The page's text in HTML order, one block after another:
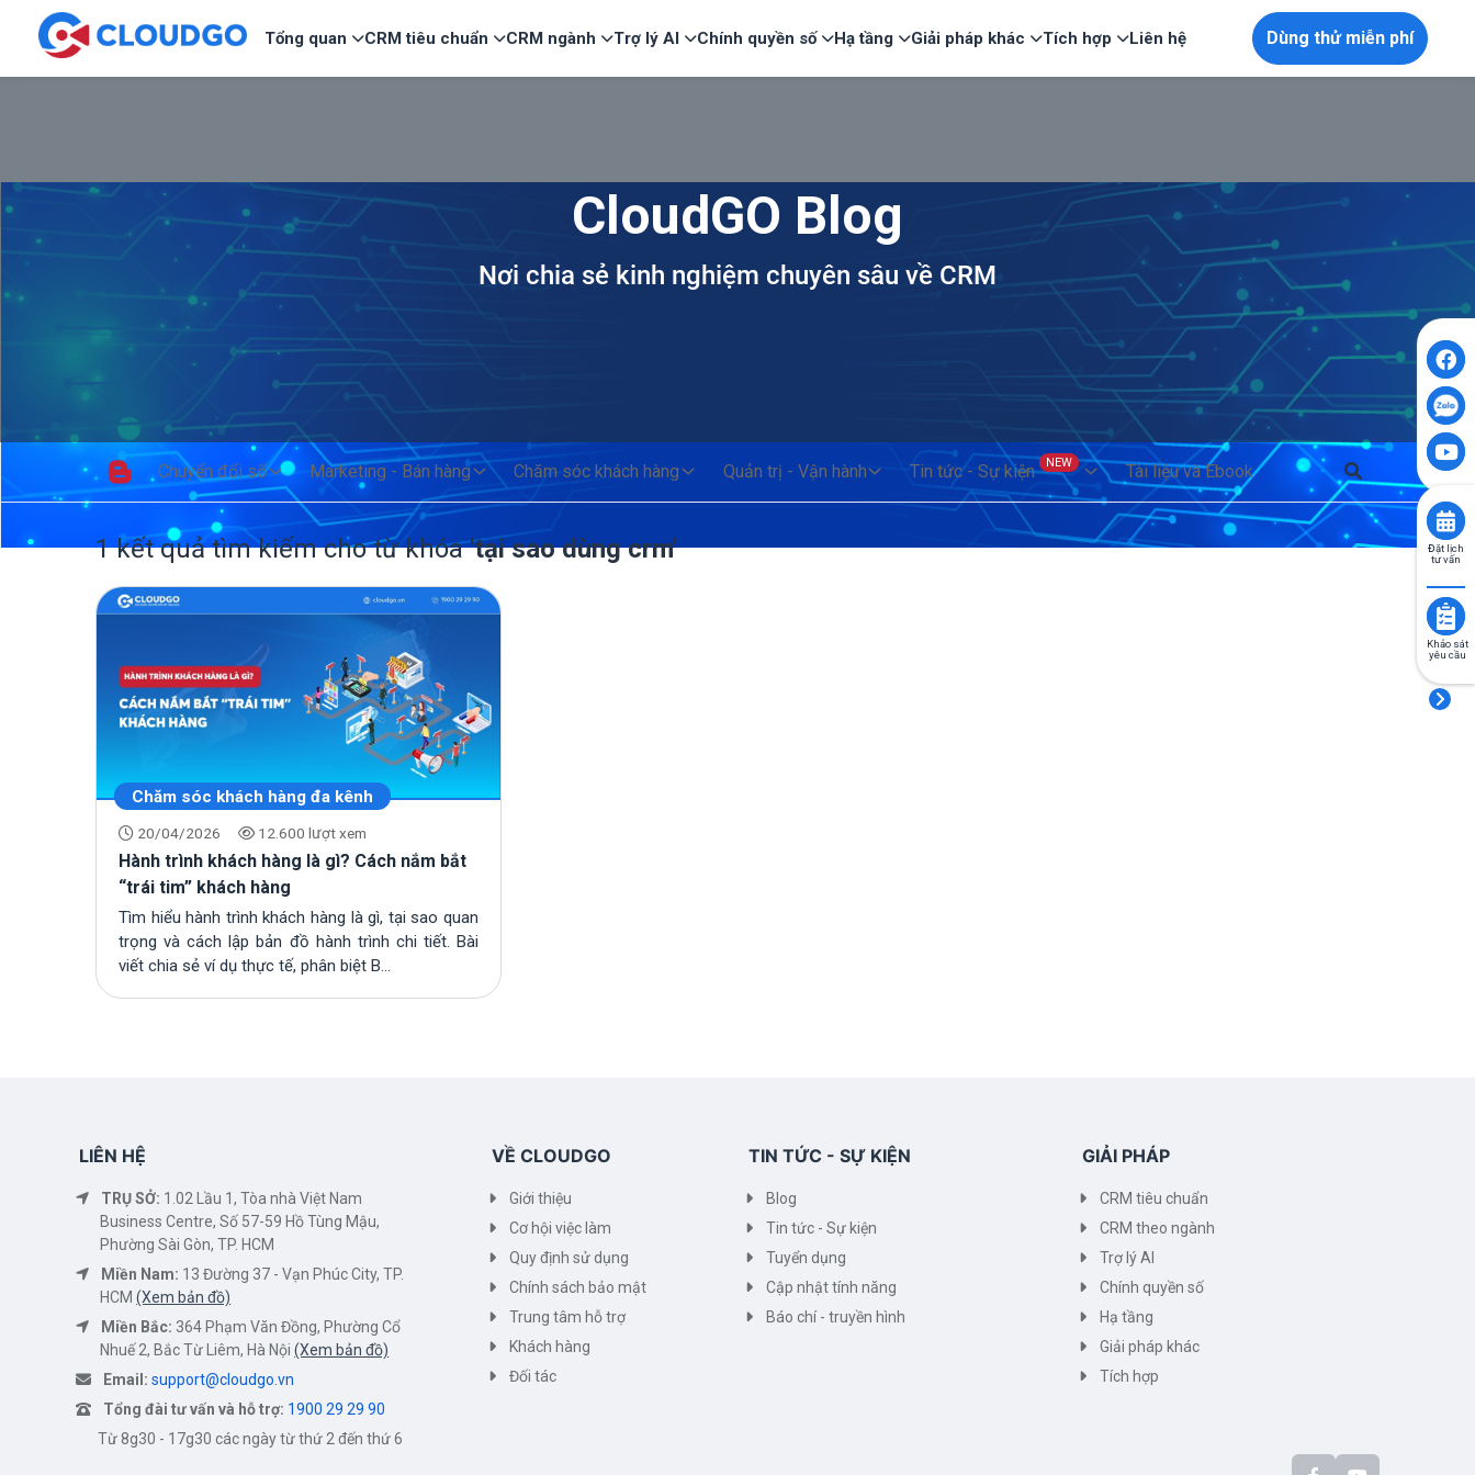
Tổng quan CRM tiêu chuẩn CRM ngành Trợ lý AI Chính quyền số Hạ tầng Giải pháp khác Tích hợp Liên hệ Dùng thử miễn phí
CloudGO Blog
Nơi chia sẻ kinh nghiệm chuyên sâu về CRM
Chuyển đổi số Marketing - Bán hàng Chăm sóc khách hàng Quản trị - Vận hành Tin tức - Sự kiện NEW Tài liệu và Ebook
1 kết quả tìm kiếm cho từ khóa'tại sao dùng crm'
Chăm sóc khách hàng đa kênh
20/04/2026 12.600 lượt xem
Hành trình khách hàng là gì? Cách nắm bắt
“trái tim” khách hàng
Tìm hiểu hành trình khách hàng là gì, tại sao quan
trọng và cách lập bản đồ hành trình chi tiết. Bài
viết chia sẻ ví dụ thực tế, phân biệt B...
Đặt lịch
tư vấn
Khảo sát
yêu cầu
LIÊN HỆ
TRỤ SỞ: 1.02 Lầu 1, Tòa nhà Việt Nam
Business Centre, Số 57-59 Hồ Tùng Mậu,
Phường Sài Gòn, TP. HCM
Miền Nam: 13 Đường 37 - Vạn Phúc City, TP.
HCM(Xem bản đồ)
Miền Bắc: 364 Phạm Văn Đồng, Phường Cổ
Nhuế 2, Bắc Từ Liêm, Hà Nội(Xem bản đồ)
Email: support@cloudgo.vn
Tổng đài tư vấn và hỗ trợ: 1900 29 29 90
Từ 8g30 - 17g30 các ngày từ thứ 2 đến thứ 6
VỀ CLOUDGO
Giới thiệu
Cơ hội việc làm
Quy định sử dụng
Chính sách bảo mật
Trung tâm hỗ trợ
Khách hàng
Đối tác
TIN TỨC - SỰ KIỆN
Blog
Tin tức - Sự kiện
Tuyển dụng
Cập nhật tính năng
Báo chí - truyền hình
GIẢI PHÁP
CRM tiêu chuẩn
CRM theo ngành
Trợ lý AI
Chính quyền số
Hạ tầng
Giải pháp khác
Tích hợp